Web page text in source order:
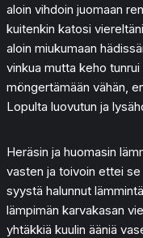
aloin vihdoin juomaan
kuitenkin katosi
aloin miukumaan
vinkua mutta keho
möngertämään vähän,
Lopulta luovutun ja
Heräsin ja huomasin
vasten ja toivoin ettei se
syystä halunnut
lämpimän karvakasan
yhtäkkiä kuulin ääniä